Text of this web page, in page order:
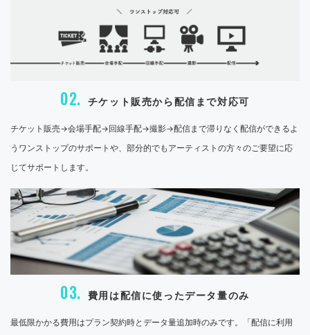
02. チケット販売から配信まで対応可
チケット販売→会場手配→回線手配→撮影→配信まで滞りなく配信ができるよ
うワンストップのサポートや、部分的でもアーティストの方々のご要望に応
じてサポートします。
03. 費用は配信に使ったデータ量のみ
最低限かかる費用はプラン契約時とデータ量追加時のみです。「配信に利用